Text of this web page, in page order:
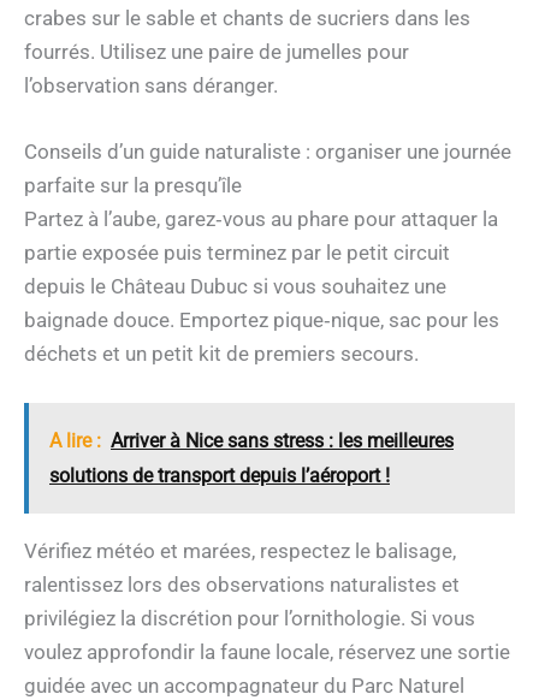
crabes sur le sable et chants de sucriers dans les
fourrés. Utilisez une paire de jumelles pour
l’observation sans déranger.
Conseils d’un guide naturaliste : organiser une journée
parfaite sur la presqu’île
Partez à l’aube, garez‑vous au phare pour attaquer la
partie exposée puis terminez par le petit circuit
depuis le Château Dubuc si vous souhaitez une
baignade douce. Emportez pique‑nique, sac pour les
déchets et un petit kit de premiers secours.
A lire : Arriver à Nice sans stress : les meilleures
solutions de transport depuis l’aéroport !
Vérifiez météo et marées, respectez le balisage,
ralentissez lors des observations naturalistes et
privilégiez la discrétion pour l’ornithologie. Si vous
voulez approfondir la faune locale, réservez une sortie
guidée avec un accompagnateur du Parc Naturel